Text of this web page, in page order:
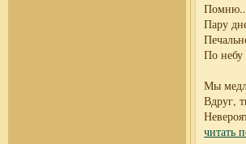
Пару
По небу
Мы
Вдруг,
читать